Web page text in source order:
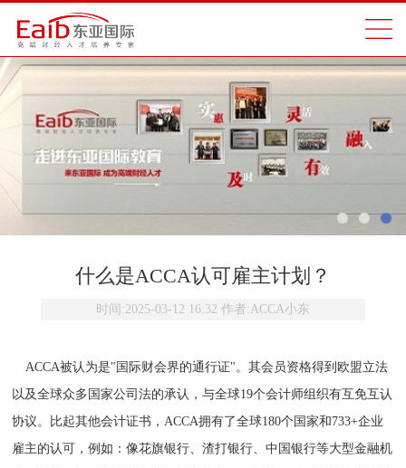
什么是ACCA认可雇主计划？
时间:2025-03-12 16:32 作者:ACCA小东
ACCA被认为是"国际财会界的通行证"。其会员资格得到欧盟立法
以及全球众多国家公司法的承认，与全球19个会计师组织有互免互认
协议。比起其他会计证书，ACCA拥有了全球180个国家和733+企业
雇主的认可，例如：像花旗银行、渣打银行、中国银行等大型金融机